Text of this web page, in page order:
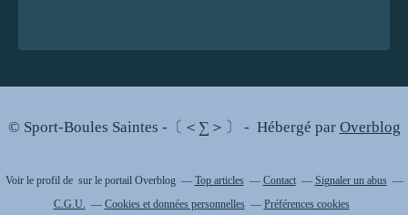
© Sport-Boules Saintes -〔＜∑＞〕 - Hébergé par Overblog
Voir le profil de sur le portail Overblog Top articles Contact
Signaler un abus
C.G.U.
Cookies et données personnelles Préférences cookies